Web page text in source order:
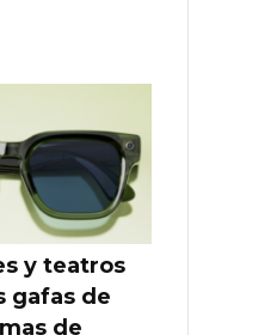
y teatros
gafas de
de